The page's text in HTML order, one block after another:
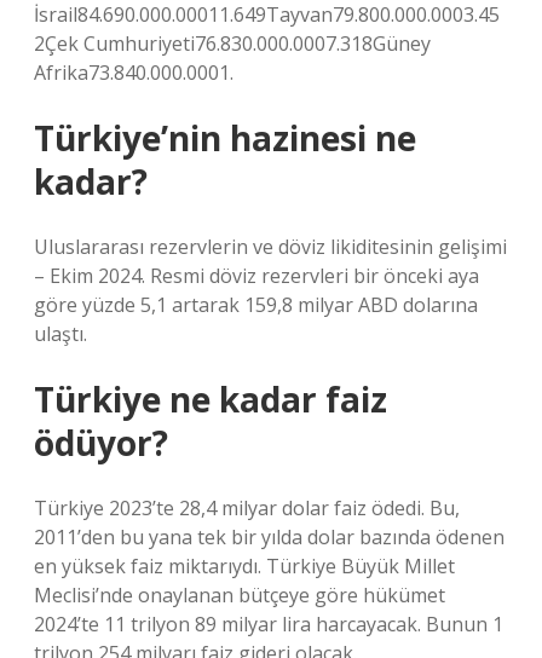
İsrail84.690.000.00011.649Tayvan79.800.000.0003.45
2Çek Cumhuriyeti76.830.000.0007.318Güney
Afrika73.840.000.0001.
Türkiye’nin hazinesi ne
kadar?
Uluslararası rezervlerin ve döviz likiditesinin gelişimi
– Ekim 2024. Resmi döviz rezervleri bir önceki aya
göre yüzde 5,1 artarak 159,8 milyar ABD dolarına
ulaştı.
Türkiye ne kadar faiz
ödüyor?
Türkiye 2023’te 28,4 milyar dolar faiz ödedi. Bu,
2011’den bu yana tek bir yılda dolar bazında ödenen
en yüksek faiz miktarıydı. Türkiye Büyük Millet
Meclisi’nde onaylanan bütçeye göre hükümet
2024’te 11 trilyon 89 milyar lira harcayacak. Bunun 1